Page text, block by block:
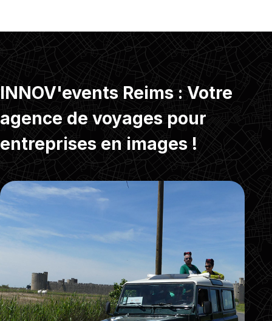
INNOV'events Reims : Votre
agence de voyages pour
entreprises en images !